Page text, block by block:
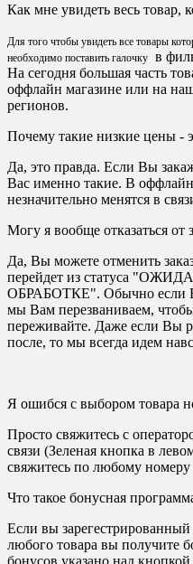
Как мне увидеть весь товар,
Для того чтобы увидеть все товары
необходимо поставить галочку в
На сегодня большая часть
оффлайн магазине или на
регионов.
Почему такие низкие цены -
Да, это правда. Если Вы
Вас именно такие. В
незначительно менятся в
Могу я вообще отказаться от
Да, Вы можете отменить
перейдет из статуса
ОБРАБОТКЕ". Обычно если
мы Вам перезваниваем,
переживайте. Даже если Вы
после, то мы всегда идем
Я ошибся с выбором товара
Просто свяжитесь с
связи (Зеленая кнопка в
свяжитесь по любому номеру
Что такое бонусная
Если вы зарегестрированный
любого товара вы получите
бонусов указано над